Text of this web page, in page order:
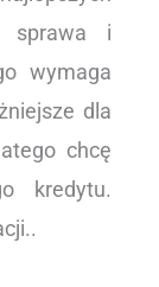
sprawa i
wymaga
dla
chcę
kredytu.